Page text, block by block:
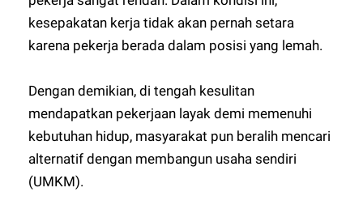
kesepakatan kerja tidak akan pernah setara
karena pekerja berada dalam posisi yang lemah.
Dengan demikian, di tengah kesulitan
mendapatkan pekerjaan layak demi memenuhi
kebutuhan hidup, masyarakat pun beralih mencari
alternatif dengan membangun usaha sendiri
(UMKM).